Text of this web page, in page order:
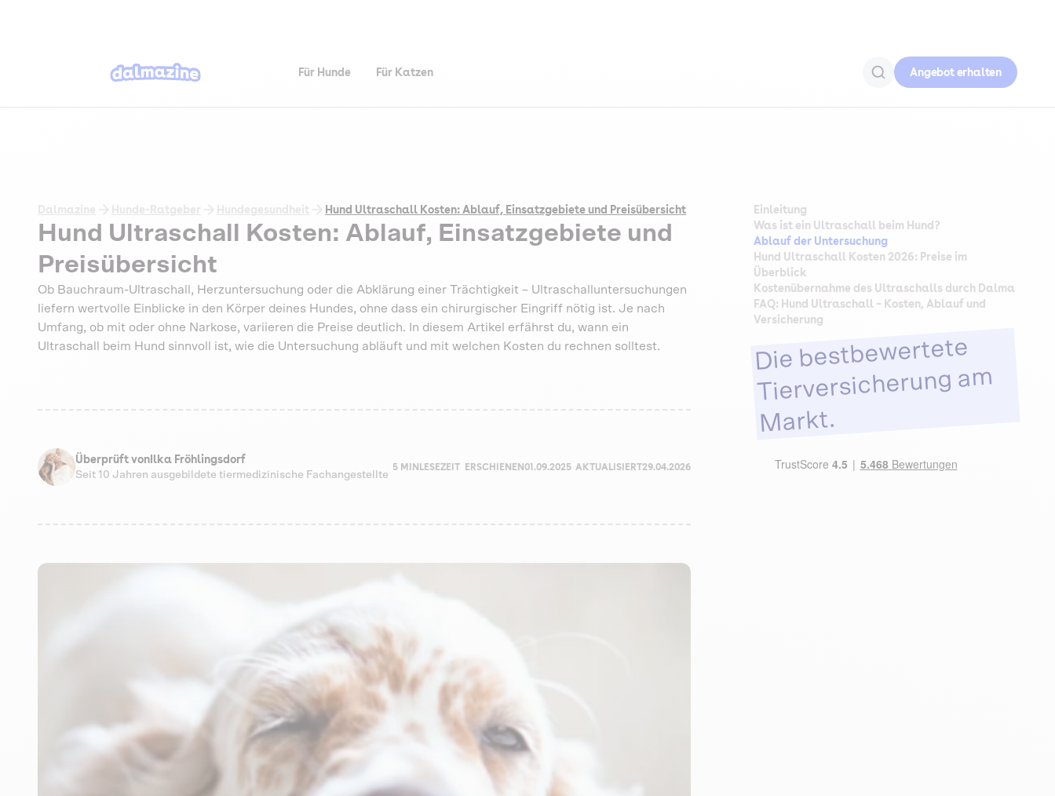
Für Hunde Für Katzen Angebot erhalten
Dalmazine Hunde-Ratgeber Hundegesundheit Hund Ultraschall Kosten: Ablauf, Einsatzgebiete und Preisübersicht
Hund Ultraschall Kosten: Ablauf, Einsatzgebiete und
Preisübersicht
Ob Bauchraum-Ultraschall, Herzuntersuchung oder die Abklärung einer Trächtigkeit – Ultraschalluntersuchungen
liefern wertvolle Einblicke in den Körper deines Hundes, ohne dass ein chirurgischer Eingriff nötig ist. Je nach
Umfang, ob mit oder ohne Narkose, variieren die Preise deutlich. In diesem Artikel erfährst du, wann ein
Ultraschall beim Hund sinnvoll ist, wie die Untersuchung abläuft und mit welchen Kosten du rechnen solltest.
Überprüft von Ilka Fröhlingsdorf
Seit 10 Jahren ausgebildete tiermedizinische Fachangestellte
5 MIN LESEZEIT ERSCHIENEN01.09.2025 AKTUALISIERT29.04.2026
Einleitung
Was ist ein Ultraschall beim Hund?
Ablauf der Untersuchung
Hund Ultraschall Kosten 2026: Preise im
Überblick
Kostenübernahme des Ultraschalls durch Dalma
FAQ: Hund Ultraschall – Kosten, Ablauf und
Versicherung
Die bestbewertete
Tierversicherung am
Markt.